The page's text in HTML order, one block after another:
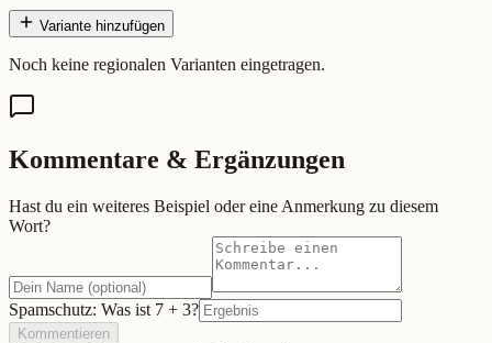
Variante hinzufügen
Noch keine regionalen Varianten eingetragen.
Kommentare & Ergänzungen
Hast du ein weiteres Beispiel oder eine Anmerkung zu diesem
Wort?
Spamschutz: Was ist 7 + 3?
Kommentieren